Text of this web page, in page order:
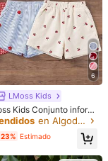
Rosa Fucsia / Talla: 5Y
Útil(0)
6
LMoss Kids
Kids Conjunto inform
y pantalones cortos c
para niña
en Algodón Conjuntos de camisetas sin mangas para
Estimado